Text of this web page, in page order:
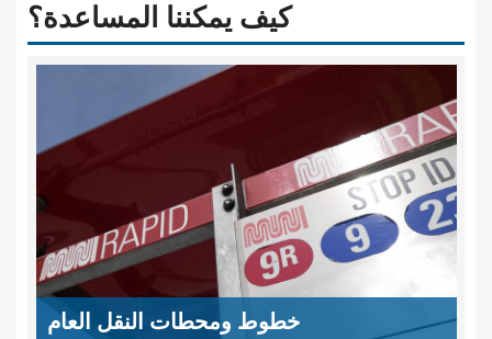
كيف يمكننا المساعدة؟
خطوط ومحطات النقل العام